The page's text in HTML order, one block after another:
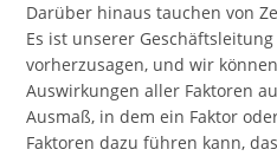
Darüber hinaus tauchen von
Es ist unserer
vorherzusagen, und wir
Auswirkungen aller Faktoren
Ausmaß, in dem ein Faktor
Faktoren dazu führen kann,